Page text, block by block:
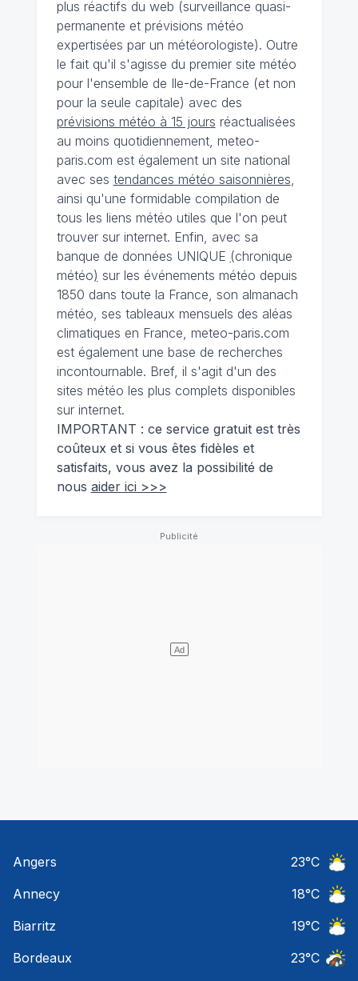
plus réactifs du web (surveillance quasi-
permanente et prévisions météo
expertisées par un météorologiste). Outre
le fait qu'il s'agisse du premier site météo
pour l'ensemble de Ile-de-France (et non
pour la seule capitale) avec des
prévisions météo à 15 jours réactualisées
au moins quotidiennement, meteo-
paris.com est également un site national
avec ses tendances météo saisonnières,
ainsi qu'une formidable compilation de
tous les liens météo utiles que l'on peut
trouver sur internet. Enfin, avec sa
banque de données UNIQUE (chronique
météo) sur les événements météo depuis
1850 dans toute la France, son almanach
météo, ses tableaux mensuels des aléas
climatiques en France, meteo-paris.com
est également une base de recherches
incontournable. Bref, il s'agit d'un des
sites météo les plus complets disponibles
sur internet.
IMPORTANT : ce service gratuit est très
coûteux et si vous êtes fidèles et
satisfaits, vous avez la possibilité de
nous aider ici >>>
Angers 23°C
Annecy
18°C
Biarritz
19°C
Bordeaux
23°C